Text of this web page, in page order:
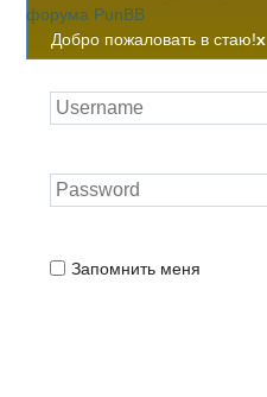
Добро пожаловать в стаю!x
Запомнить меня